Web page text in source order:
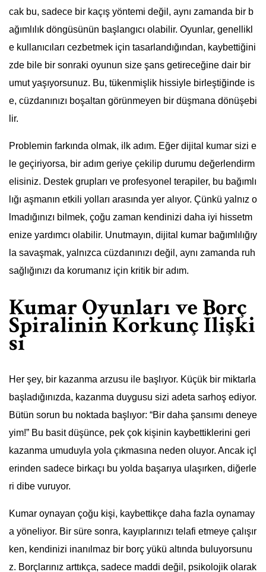
cak bu, sadece bir kaçış yöntemi değil, aynı zamanda bir b
ağımlılık döngüsünün başlangıcı olabilir. Oyunlar, genellikl
e kullanıcıları cezbetmek için tasarlandığından, kaybettiğini
zde bile bir sonraki oyunun size şans getireceğine dair bir
umut yaşıyorsunuz. Bu, tükenmişlik hissiyle birleştiğinde is
e, cüzdanınızı boşaltan görünmeyen bir düşmana dönüşebi
lir.
Problemin farkında olmak, ilk adım. Eğer dijital kumar sizi e
le geçiriyorsa, bir adım geriye çekilip durumu değerlendirm
elisiniz. Destek grupları ve profesyonel terapiler, bu bağımlı
lığı aşmanın etkili yolları arasında yer alıyor. Çünkü yalnız o
lmadığınızı bilmek, çoğu zaman kendinizi daha iyi hissetm
enize yardımcı olabilir. Unutmayın, dijital kumar bağımlılığıy
la savaşmak, yalnızca cüzdanınızı değil, aynı zamanda ruh
sağlığınızı da korumanız için kritik bir adım.
Kumar Oyunları ve Borç
Spiralinin Korkunç İlişki
si
Her şey, bir kazanma arzusu ile başlıyor. Küçük bir miktarla
başladığınızda, kazanma duygusu sizi adeta sarhoş ediyor.
Bütün sorun bu noktada başlıyor: “Bir daha şansımı deneye
yim!” Bu basit düşünce, pek çok kişinin kaybettiklerini geri
kazanma umuduyla yola çıkmasına neden oluyor. Ancak içl
erinden sadece birkaçı bu yolda başarıya ulaşırken, diğerle
ri dibe vuruyor.
Kumar oynayan çoğu kişi, kaybettikçe daha fazla oynamay
a yöneliyor. Bir süre sonra, kayıplarınızı telafi etmeye çalışır
ken, kendinizi inanılmaz bir borç yükü altında buluyorsunu
z. Borçlarınız arttıkça, sadece maddi değil, psikolojik olarak